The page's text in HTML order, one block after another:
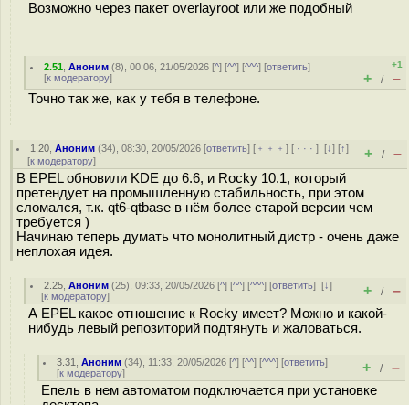
Возможно через пакет overlayroot или же подобный
2.51 ,Аноним (8), 00:06, 21/05/2026 [^] [^^] [^^^] [ответить]
[к модератору]
+1
+ / –
Точно так же, как у тебя в телефоне.
1.20 ,Аноним (34), 08:30, 20/05/2026 [ответить] [ ﹢﹢﹢] [ · · ·][↓] [↑]
[к модератору] + / –
В EPEL обновили KDE до 6.6, и Rocky 10.1, который
претендует на промышленную стабильность, при этом
сломался, т.к. qt6-qtbase в нём более старой версии чем
требуется )
Начинаю теперь думать что монолитный дистр - очень даже
неплохая идея.
2.25 ,Аноним (25), 09:33, 20/05/2026 [^] [^^] [^^^] [ответить][↓]
[к модератору] + / –
А EPEL какое отношение к Rocky имеет? Можно и какой-
нибудь левый репозиторий подтянуть и жаловаться.
3.31 ,Аноним (34), 11:33, 20/05/2026 [^] [^^] [^^^] [ответить]
[к модератору] + / –
Епель в нем автоматом подключается при установке